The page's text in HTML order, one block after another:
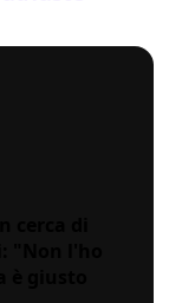
cerca di
"Non l'ho